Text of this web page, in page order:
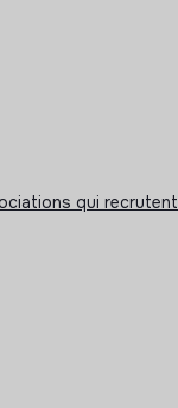
qui recrutent